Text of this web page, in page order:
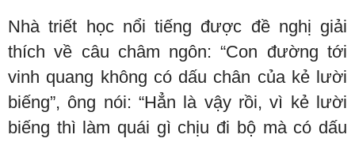
Nhà triết học nổi tiếng được đề nghị giải
thích về câu châm ngôn: “Con đường tới
vinh quang không có dấu chân của kẻ lười
biếng”, ông nói: “Hẳn là vậy rồi, vì kẻ lười
biếng thì làm quái gì chịu đi bộ mà có dấu